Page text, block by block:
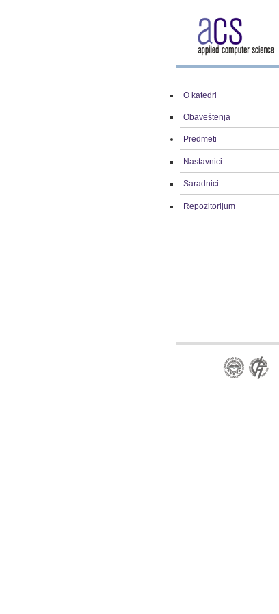
O katedri
Obaveštenja
Predmeti
Nastavnici
Saradnici
Repozitorijum